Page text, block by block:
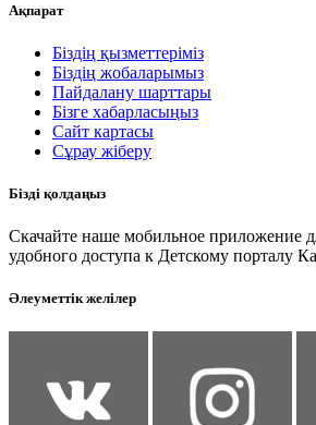
Ақпарат
Біздің қызметтеріміз
Біздің жобаларымыз
Пайдалану шарттары
Бізге хабарласыңыз
Сайт картасы
Сұрау жіберу
Бізді қолдаңыз
Скачайте наше мобильное приложение
удобного доступа к Детскому порталу
Әлеуметтік желілер